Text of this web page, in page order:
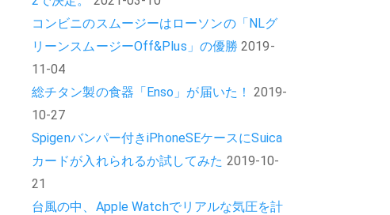
コンビニのスムージーはローソンの「NLグ
リーンスムージーOff&Plus」の優勝 2019-
11-04
総チタン製の食器「Enso」が届いた！ 2019-
10-27
Spigenバンパー付きiPhoneSEケースにSuica
カードが入れられるか試してみた 2019-10-
21
台風の中、Apple Watchでリアルな気圧を計